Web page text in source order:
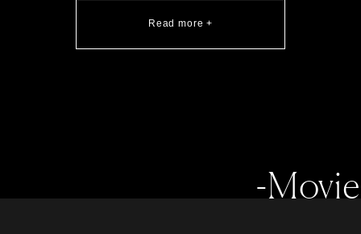
Read more +
-Movie